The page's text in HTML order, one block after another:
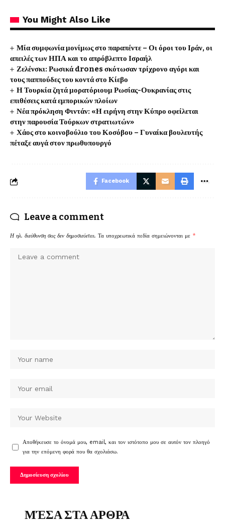
You Might Also Like
Μία συμφωνία μονίμως στο παραπέντε – Οι όροι του Ιράν, οι
απειλές των ΗΠΑ και το απρόβλεπτο Ισραήλ
Ζελένσκι: Ρωσικά drones σκότωσαν τρίχρονο αγόρι και
τους παππούδες του κοντά στο Κίεβο
Η Τουρκία ζητά μορατόριουμ Ρωσίας-Ουκρανίας στις
επιθέσεις κατά εμπορικών πλοίων
Νέα πρόκληση Φιντάν: «Η ειρήνη στην Κύπρο οφείλεται
στην παρουσία Τούρκων στρατιωτών»
Χάος στο κοινοβούλιο του Κοσόβου – Γυναίκα βουλευτής
πέταξε αυγά στον πρωθυπουργό
Facebook
Leave a comment
Η ηλ. διεύθυνση σας δεν δημοσιεύεται. Τα υποχρεωτικά πεδία σημειώνονται με *
Αποθήκευσε το όνομά μου, email, και τον ιστότοπο μου σε αυτόν τον πλοηγό
για την επόμενη φορά που θα σχολιάσω.
ΜΈΣΑ ΣΤΑ ΑΡΘΡΑ